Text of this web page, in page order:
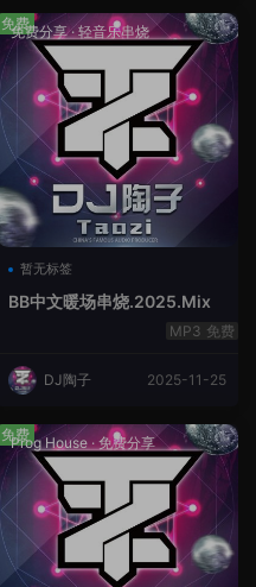
免费分享·轻音乐串烧
暂无标签
BB中文暖场串烧.2025.Mix
免费
DJ陶子 2025-11-25
免费
Prog House·免费分享
免费